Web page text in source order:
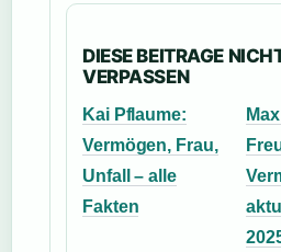
DIESE BEITRAGE
VERPASSEN
Kai Pflaume:
Vermögen, Frau,
Unfall – alle
Fakten